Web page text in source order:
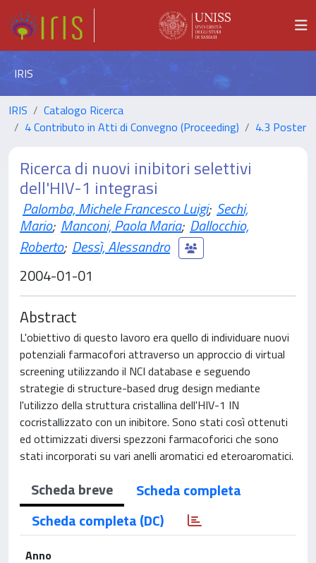
IRIS
IRIS
Catalogo Ricerca
4 Contributo in Atti di Convegno (Proceeding)
4.3 Poster
Ricerca di nuovi inibitori selettivi
dell'HIV-1 integrasi
Palomba, Michele Francesco Luigi; Sechi,
Mario; Manconi, Paola Maria; Dallocchio,
Roberto; Dessì, Alessandro
2004-01-01
Abstract
L'obiettivo di questo lavoro era quello di individuare nuovi
potenziali farmacofori attraverso un approccio di virtual
screening utilizzando il NCI database e seguendo
strategie di structure-based drug design mediante
l'utilizzo della struttura cristallina dell'HIV-1 IN
cocristallizzato con un inibitore. Sono stati così ottenuti
ed ottimizzati diversi spezzoni farmacoforici che sono
stati incorporati su vari anelli aromatici ed eteroaromatici.
Scheda breve
Scheda completa
Scheda completa (DC)
Anno